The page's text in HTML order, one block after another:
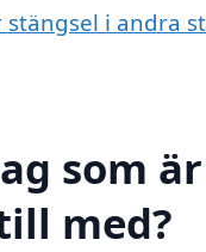
i andra
som
med?